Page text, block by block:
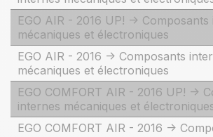
EGO AIR - 2016 UP! -> Composants
mécaniques et électroniques
EGO AIR - 2016 -> Composants
mécaniques et électroniques
EGO COMFORT AIR - 2016 UP! ->
internes mécaniques et
EGO COMFORT AIR - 2016 ->